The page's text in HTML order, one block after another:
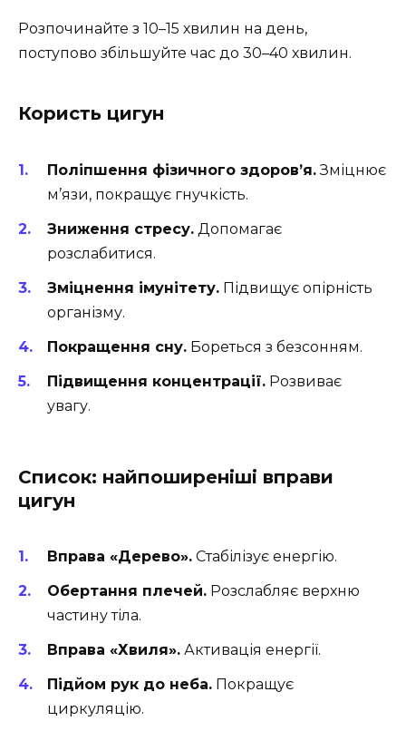
Розпочинайте з 10–15 хвилин на день,
поступово збільшуйте час до 30–40 хвилин.
Користь цигун
Поліпшення фізичного здоров’я.Зміцнює
м’язи, покращує гнучкість.
Зниження стресу. Допомагає
розслабитися.
Зміцнення імунітету. Підвищує опірність
організму.
Покращення сну. Бореться з безсонням.
Підвищення концентрації. Розвиває
увагу.
Список: найпоширеніші вправи
цигун
Вправа «Дерево». Стабілізує енергію.
Обертання плечей. Розслабляє верхню
частину тіла.
Вправа «Хвиля». Активація енергії.
Підйом рук до неба. Покращує
циркуляцію.